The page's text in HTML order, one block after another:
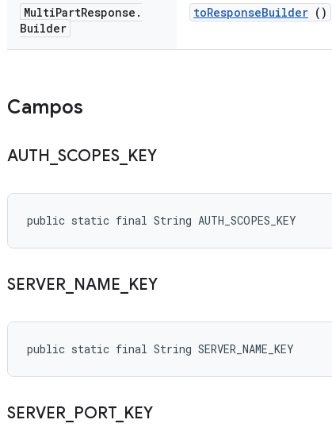
MultiPartResponse .
Builder
toResponseBuilder ()
Campos
AUTH SCOPES KEY
public static final String AUTH_SCOPES_KEY
SERVER NAME KEY
public static final String SERVER_NAME_KEY
SERVER PORT_ KEY